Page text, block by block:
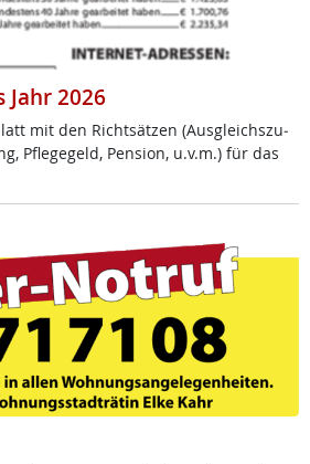
Jahr 2026
mit den Richt­sät­zen (Aus­g­leichs­zu­
Pf­le­ge­geld, Pen­si­on, u.v.m.) für das